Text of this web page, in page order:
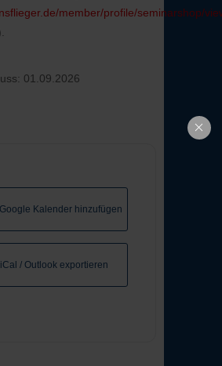
member/profile/seminarshop/
01.09.2026
Kalender hinzufügen
/ Outlook exportieren